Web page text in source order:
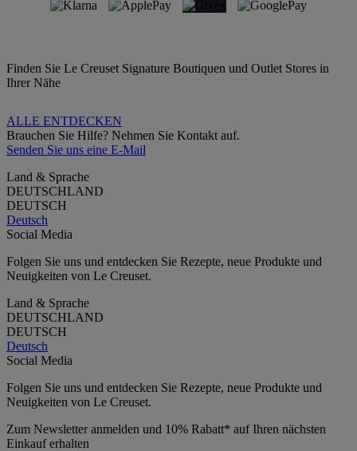
Finden Sie Le Creuset Signature Boutiquen und Outlet Stores in
Ihrer Nähe
ALLE ENTDECKEN
Brauchen Sie Hilfe? Nehmen Sie Kontakt auf.
Senden Sie uns eine E-Mail
Land & Sprache
DEUTSCHLAND
DEUTSCH
Deutsch
Social Media
Folgen Sie uns und entdecken Sie Rezepte, neue Produkte und
Neuigkeiten von Le Creuset.
Land & Sprache
DEUTSCHLAND
DEUTSCH
Deutsch
Social Media
Folgen Sie uns und entdecken Sie Rezepte, neue Produkte und
Neuigkeiten von Le Creuset.
Zum Newsletter anmelden und 10% Rabatt* auf Ihren nächsten
Einkauf erhalten